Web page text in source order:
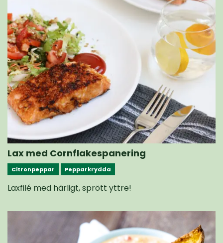
Lax med Cornflakespanering
Citronpeppar Pepparkrydda
Laxfilé med härligt, sprött yttre!